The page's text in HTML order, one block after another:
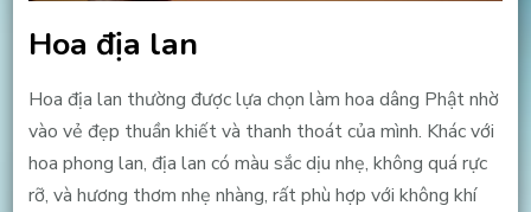
Hoa địa lan
Hoa địa lan thường được lựa chọn làm hoa dâng Phật nhờ
vào vẻ đẹp thuần khiết và thanh thoát của mình. Khác với
hoa phong lan, địa lan có màu sắc dịu nhẹ, không quá rực
rỡ, và hương thơm nhẹ nhàng, rất phù hợp với không khí